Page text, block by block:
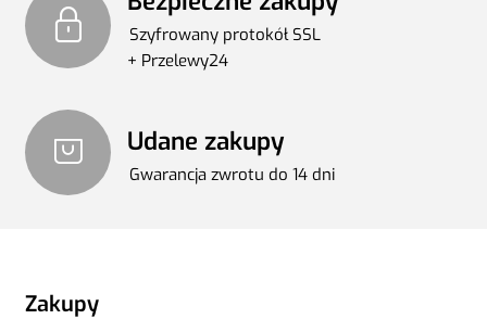
Szyfrowany protokół SSL
+ Przelewy24
Udane zakupy
Gwarancja zwrotu do 14 dni
Zakupy